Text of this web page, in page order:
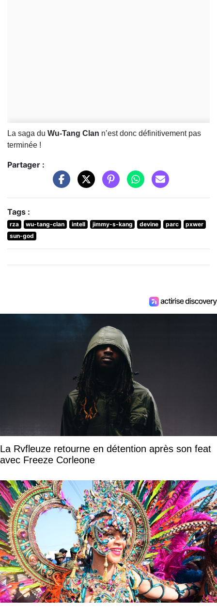
La saga du Wu-Tang Clan n’est donc définitivement pas
terminée !
Partager :
Tags :
rza wu-tang-clan intell jimmy-s-kang devine parc
pxwer
sun-god
La Rvfleuze retourne en détention après son feat
avec Freeze Corleone